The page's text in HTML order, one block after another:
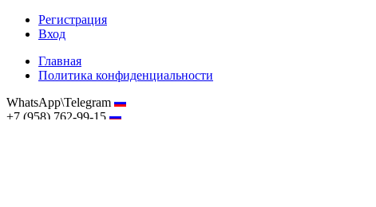
Регистрация
Вход
Главная
Политика конфиденциальности
WhatsApp\Telegram
+7 (958) 762-99-15